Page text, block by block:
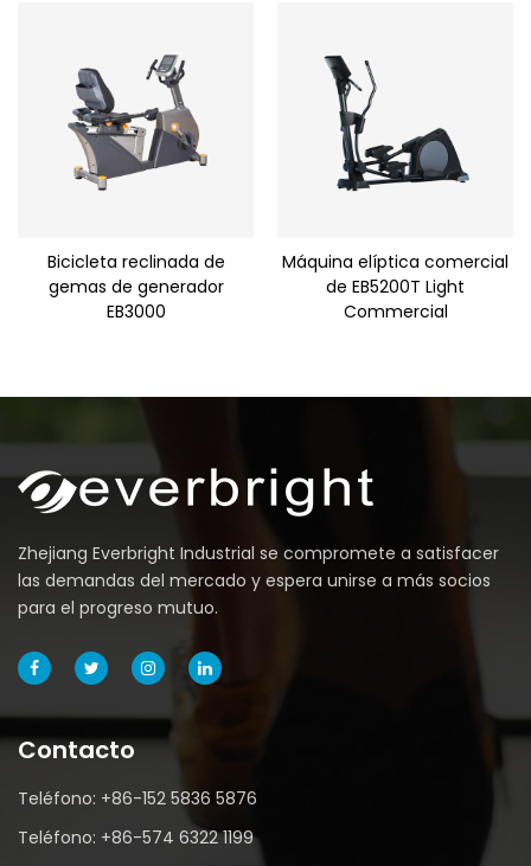
Bicicleta reclinada de
gemas de generador
EB3000
Máquina elíptica comercial
de EB5200T Light
Commercial
Zhejiang Everbright Industrial se compromete a satisfacer
las demandas del mercado y espera unirse a más socios
para el progreso mutuo.
Contacto
Teléfono: +86-152 5836 5876
Teléfono: +86-574 6322 1199